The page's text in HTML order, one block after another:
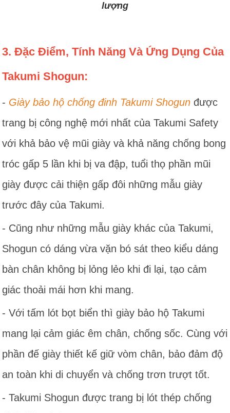
lượng
3. Đặc Điểm, Tính Năng Và Ứng Dụng Của
Takumi Shogun:
- Giày bảo hộ chống đinh Takumi Shogun được
trang bị công nghệ mới nhất của Takumi Safety
với khả bảo vệ mũi giày và khả năng chống bong
tróc gấp 5 lần khi bị va đập, tuổi thọ phần mũi
giày được cải thiện gấp đôi những mẫu giày
trước đây của Takumi.
- Cũng như những mẫu giày khác của Takumi,
Shogun có dáng vừa vặn bó sát theo kiểu dáng
bàn chân không bị lỏng lẻo khi đi lại, tạo cảm
giác thoải mái hơn khi mang.
- Với tấm lót bọt biển thì giày bảo hộ Takumi
mang lại cảm giác êm chân, chống sốc. Cùng với
phần đế giày thiết kế giữ vòm chân, bảo đảm độ
an toàn khi di chuyển và chống trơn trượt tốt.
- Takumi Shogun được trang bị lót thép chống